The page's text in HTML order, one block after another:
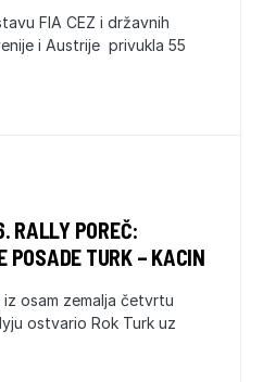
FIA CEZ i državnih
i Austrije privukla 55
RALLY POREČ:
POSADE TURK – KACIN
osam zemalja četvrtu
ostvario Rok Turk uz